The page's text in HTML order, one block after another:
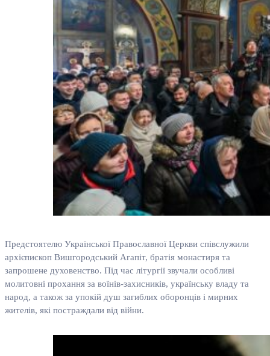
Предстоятелю Української Православної Церкви співслужили
архієпископ Вишгородський Агапіт, братія монастиря та
запрошене духовенство. Під час літургії звучали особливі
молитовні прохання за воїнів-захисників, українську владу та
народ, а також за упокій душ загиблих оборонців і мирних
жителів, які постраждали від війни.